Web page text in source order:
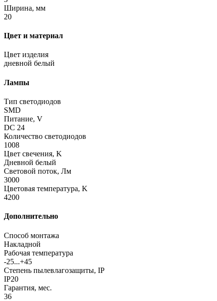
Ширина, мм
20
Цвет и материал
Цвет изделия
дневной белый
Лампы
Тип светодиодов
SMD
Питание, V
DC 24
Количество светодиодов
1008
Цвет свечения, K
Дневной белый
Световой поток, Лм
3000
Цветовая температура, K
4200
Дополнительно
Способ монтажа
Накладной
Рабочая температура
-25...+45
Степень пылевлагозащиты, IP
IP20
Гарантия, мес.
36